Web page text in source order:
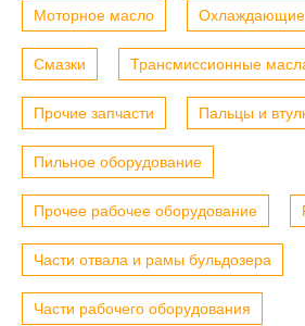
Моторное масло Охлаждающие
Смазки Трансмиссионные
Прочие запчасти Пальцы и
Пильное оборудование
Прочее рабочее оборудование
Части отвала и рамы бульдозера
Части рабочего оборудования